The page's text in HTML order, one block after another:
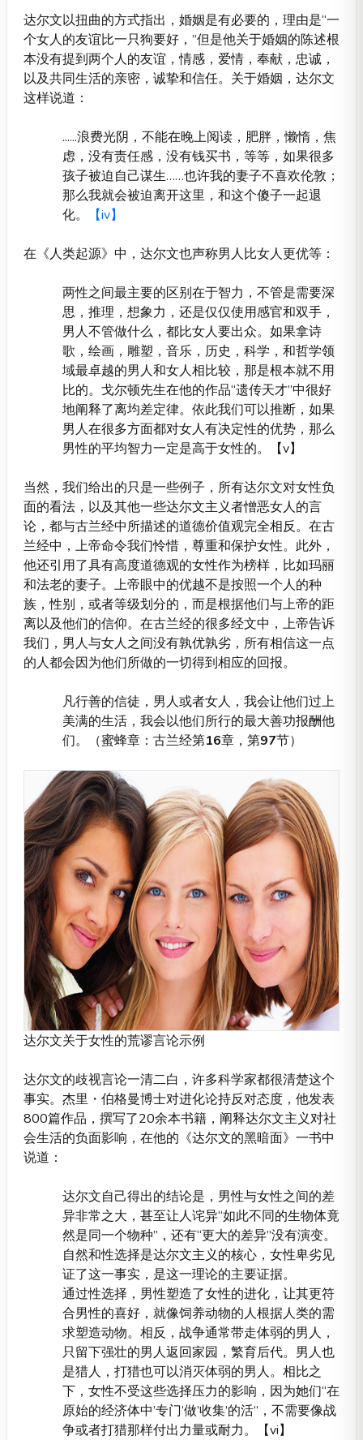
达尔文以扭曲的方式指出，婚姻是有必要的，理由是“一
个女人的友谊比一只狗要好，”但是他关于婚姻的陈述根
本没有提到两个人的友谊，情感，爱情，奉献，忠诚，
以及共同生活的亲密，诚挚和信任。关于婚姻，达尔文
这样说道：
......浪费光阴，不能在晚上阅读，肥胖，懒惰，焦
虑，没有责任感，没有钱买书，等等，如果很多
孩子被迫自己谋生……也许我的妻子不喜欢伦敦；
那么我就会被迫离开这里，和这个傻子一起退
化。
【iv】
在《人类起源》中，达尔文也声称男人比女人更优等：
两性之间最主要的区别在于智力，不管是需要深
思，推理，想象力，还是仅仅使用感官和双手，
男人不管做什么，都比女人要出众。如果拿诗
歌，绘画，雕塑，音乐，历史，科学，和哲学领
域最卓越的男人和女人相比较，那是根本就不用
比的。戈尔顿先生在他的作品“遗传天才”中很好
地阐释了离均差定律。依此我们可以推断，如果
男人在很多方面都对女人有决定性的优势，那么
男性的平均智力一定是高于女性的。【v】
当然，我们给出的只是一些例子，所有达尔文对女性负
面的看法，以及其他一些达尔文主义者憎恶女人的言
论，都与古兰经中所描述的道德价值观完全相反。在古
兰经中，上帝命令我们怜惜，尊重和保护女性。此外，
他还引用了具有高度道德观的女性作为榜样，比如玛丽
和法老的妻子。上帝眼中的优越不是按照一个人的种
族，性别，或者等级划分的，而是根据他们与上帝的距
离以及他们的信仰。在古兰经的很多经文中，上帝告诉
我们，男人与女人之间没有孰优孰劣，所有相信这一点
的人都会因为他们所做的一切得到相应的回报。
凡行善的信徒，男人或者女人，我会让他们过上
美满的生活，我会以他们所行的最大善功报酬他
们。（蜜蜂章：古兰经第16章，第97节）
达尔文关于女性的荒谬言论示例
达尔文的歧视言论一清二白，许多科学家都很清楚这个
事实。杰里・伯格曼博士对进化论持反对态度，他发表
800篇作品，撰写了20余本书籍，阐释达尔文主义对社
会生活的负面影响，在他的《达尔文的黑暗面》一书中
说道：
达尔文自己得出的结论是，男性与女性之间的差
异非常之大，甚至让人诧异“如此不同的生物体竟
然是同一个物种”，还有“更大的差异”没有演变。
自然和性选择是达尔文主义的核心，女性卑劣见
证了这一事实，是这一理论的主要证据。
通过性选择，男性塑造了女性的进化，让其更符
合男性的喜好，就像饲养动物的人根据人类的需
求塑造动物。相反，战争通常带走体弱的男人，
只留下强壮的男人返回家园，繁育后代。男人也
是猎人，打猎也可以消灭体弱的男人。相比之
下，女性不受这些选择压力的影响，因为她们“在
原始的经济体中’专门’做’收集’的活”，不需要像战
争或者打猎那样付出力量或耐力。【vi】